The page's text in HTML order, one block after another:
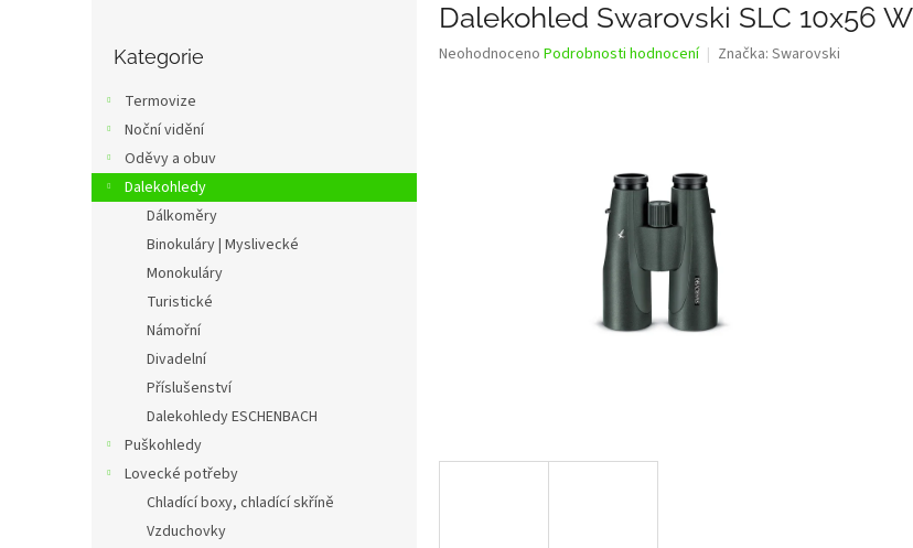
kategorie
Kategorie
Termovize
Noční vidění
Oděvy a obuv
Dalekohledy
Dálkoměry
Binokuláry | Myslivecké
Monokuláry
Turistické
Námořní
Divadelní
Příslušenství
Dalekohledy ESCHENBACH
Puškohledy
Lovecké potřeby
Chladící boxy, chladící skříně
Vzduchovky
Dalekohled Swarovski SLC 10x56
Průměrné
Neohodnoceno Podrobnosti hodnocení Značka: Swarovski